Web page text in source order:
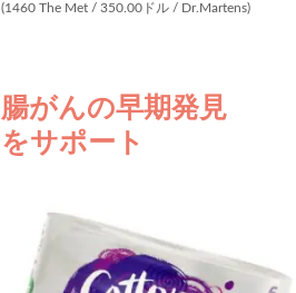
(1460 The Met / 350.00ドル / Dr.Martens)
腸がんの早期発見
をサポート